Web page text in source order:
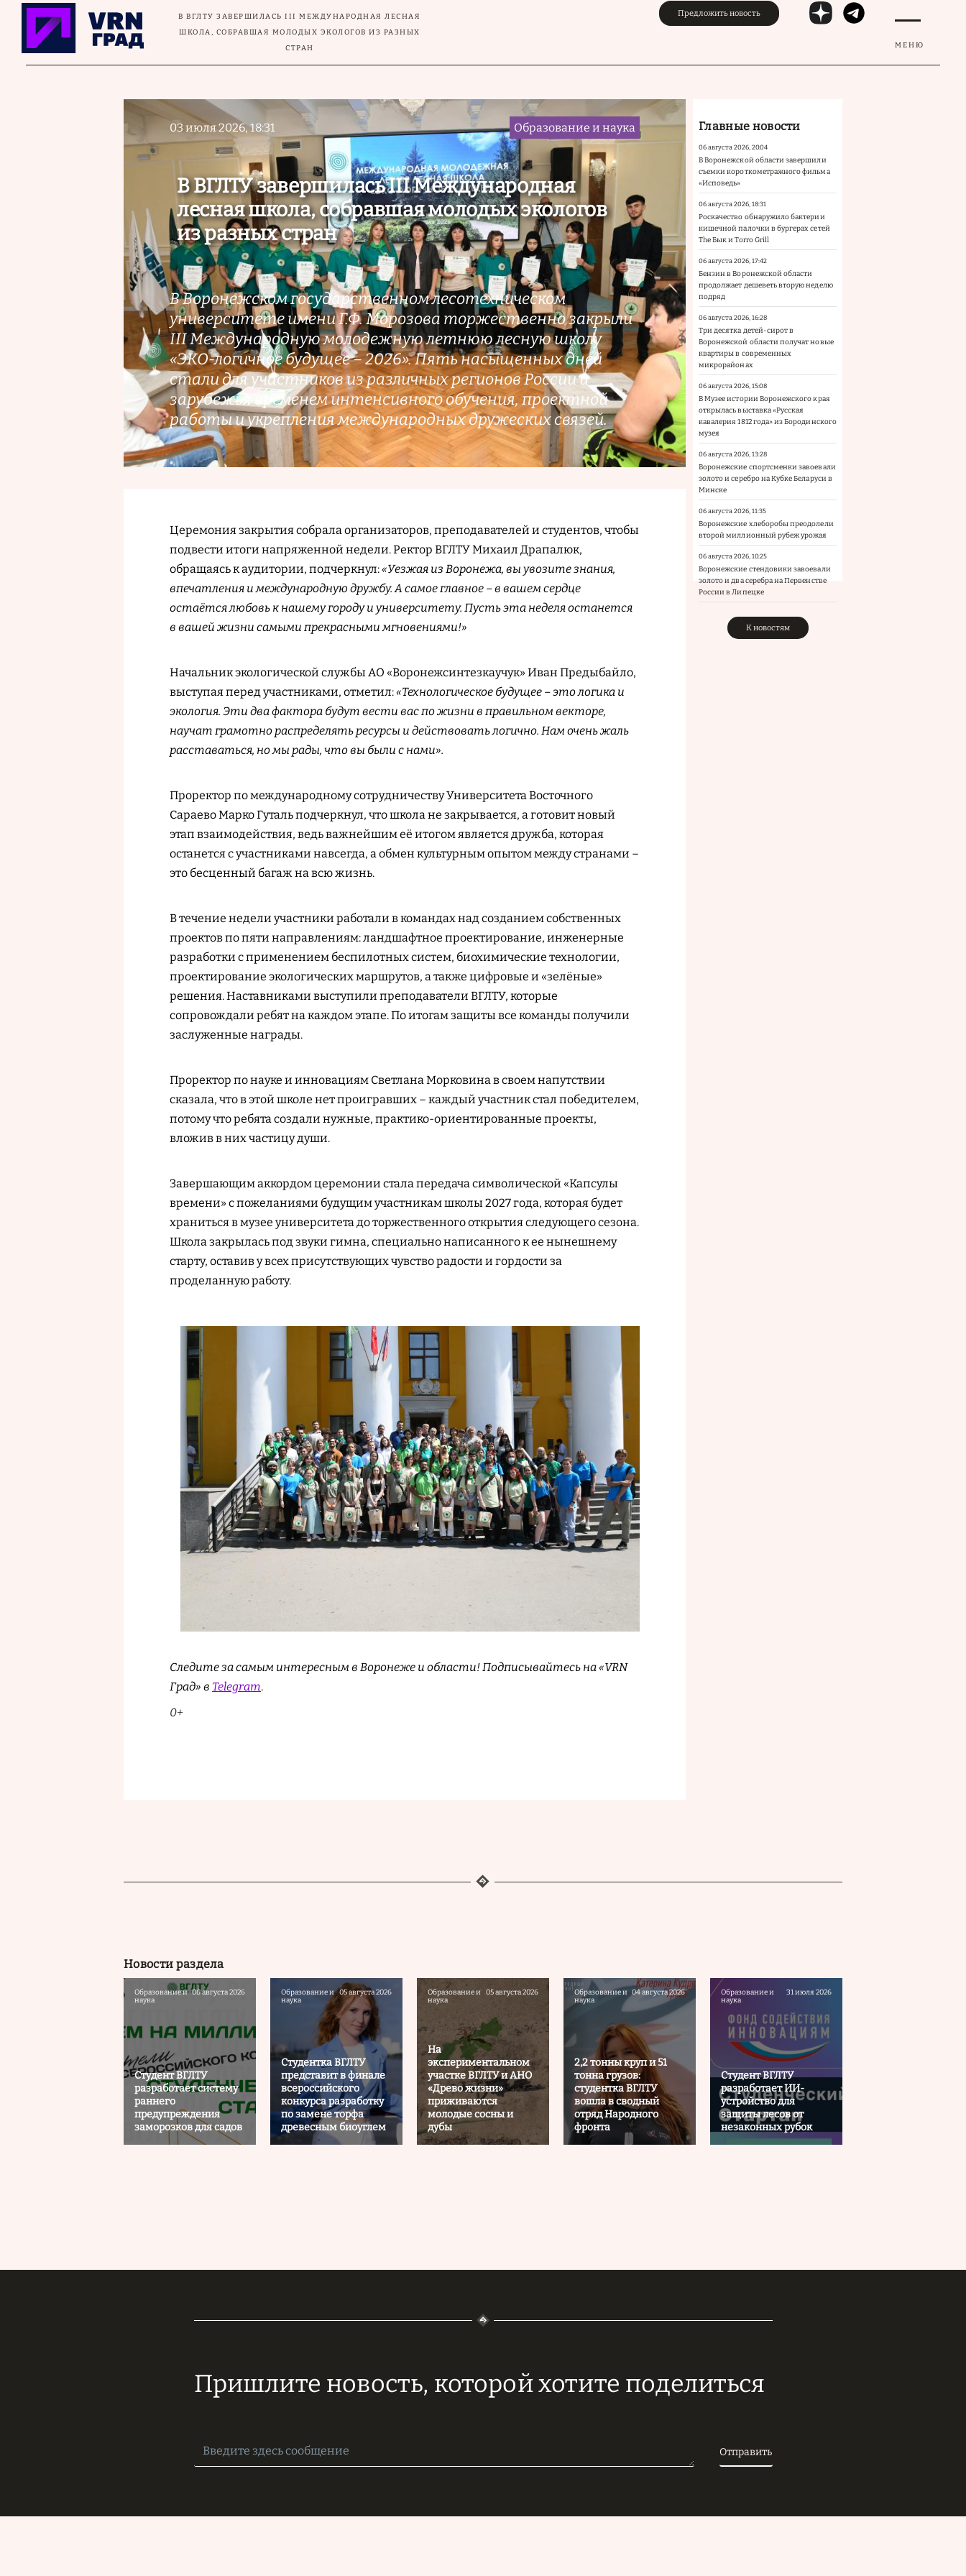
Перейти к основному содержанию
МЕНЮ
В ВГЛТУ ЗАВЕРШИЛАСЬ III МЕЖДУНАРОДНАЯ ЛЕСНАЯ
ШКОЛА, СОБРАВШАЯ МОЛОДЫХ ЭКОЛОГОВ ИЗ РАЗНЫХ
СТРАН
Предложить новость
03 июля 2026, 18:31 Образование и наука
В ВГЛТУ завершилась III Международная
лесная школа, собравшая молодых экологов
из разных стран
В Воронежском государственном лесотехническом
университете имени Г.Ф. Морозова торжественно закрыли
III Международную молодежную летнюю лесную школу
«ЭКО-логичное будущее – 2026». Пять насыщенных дней
стали для участников из различных регионов России и
зарубежья временем интенсивного обучения, проектной
работы и укрепления международных дружеских связей.
Церемония закрытия собрала организаторов, преподавателей и студентов, чтобы
подвести итоги напряженной недели. Ректор ВГЛТУ Михаил Драпалюк,
обращаясь к аудитории, подчеркнул:«Уезжая из Воронежа, вы увозите знания,
впечатления и международную дружбу. А самое главное – в вашем сердце
остаётся любовь к нашему городу и университету. Пусть эта неделя останется
в вашей жизни самыми прекрасными мгновениями!»
Начальник экологической службы АО «Воронежсинтезкаучук» Иван Предыбайло,
выступая перед участниками, отметил:«Технологическое будущее – это логика и
экология. Эти два фактора будут вести вас по жизни в правильном векторе,
научат грамотно распределять ресурсы и действовать логично. Нам очень жаль
расставаться, но мы рады, что вы были с нами».
Проректор по международному сотрудничеству Университета Восточного
Сараево Марко Гуталь подчеркнул, что школа не закрывается, а готовит новый
этап взаимодействия, ведь важнейшим её итогом является дружба, которая
останется с участниками навсегда, а обмен культурным опытом между странами –
это бесценный багаж на всю жизнь.
В течение недели участники работали в командах над созданием собственных
проектов по пяти направлениям: ландшафтное проектирование, инженерные
разработки с применением беспилотных систем, биохимические технологии,
проектирование экологических маршрутов, а также цифровые и «зелёные»
решения. Наставниками выступили преподаватели ВГЛТУ, которые
сопровождали ребят на каждом этапе. По итогам защиты все команды получили
заслуженные награды.
Проректор по науке и инновациям Светлана Морковина в своем напутствии
сказала, что в этой школе нет проигравших – каждый участник стал победителем,
потому что ребята создали нужные, практико-ориентированные проекты,
вложив в них частицу души.
Завершающим аккордом церемонии стала передача символической «Капсулы
времени» с пожеланиями будущим участникам школы 2027 года, которая будет
храниться в музее университета до торжественного открытия следующего сезона.
Школа закрылась под звуки гимна, специально написанного к ее нынешнему
старту, оставив у всех присутствующих чувство радости и гордости за
проделанную работу.
Следите за самым интересным в Воронеже и области! Подписывайтесь на «VRN
Град» в Telegram.
0+
Главные новости
06 августа 2026, 20:04
В Воронежской области завершили
съемки короткометражного фильма
«Исповедь»
06 августа 2026, 18:31
Роскачество обнаружило бактерии
кишечной палочки в бургерах сетей
The Бык и Torro Grill
06 августа 2026, 17:42
Бензин в Воронежской области
продолжает дешеветь вторую неделю
подряд
06 августа 2026, 16:28
Три десятка детей-сирот в
Воронежской области получат новые
квартиры в современных
микрорайонах
06 августа 2026, 15:08
В Музее истории Воронежского края
открылась выставка «Русская
кавалерия 1812 года» из Бородинского
музея
06 августа 2026, 13:28
Воронежские спортсменки завоевали
золото и серебро на Кубке Беларуси в
Минске
06 августа 2026, 11:35
Воронежские хлеборобы преодолели
второй миллионный рубеж урожая
06 августа 2026, 10:25
Воронежские стендовики завоевали
золото и два серебра на Первенстве
России в Липецке
К новостям
Новости раздела
Образование и
наука
06 августа 2026
Студент ВГЛТУ
разработает систему
раннего
предупреждения
заморозков для садов
Образование и
наука
05 августа 2026
Студентка ВГЛТУ
представит в финале
всероссийского
конкурса разработку
по замене торфа
древесным биоуглем
Образование и
наука
05 августа 2026
На
экспериментальном
участке ВГЛТУ и АНО
«Древо жизни»
приживаются
молодые сосны и
дубы
Образование и
наука
04 августа 2026
2,2 тонны круп и 51
тонна грузов:
студентка ВГЛТУ
вошла в сводный
отряд Народного
фронта
Образование и
наука
31 июля 2026
Студент ВГЛТУ
разработает ИИ-
устройство для
защиты лесов от
незаконных рубок
Пришлите новость, которой хотите поделиться